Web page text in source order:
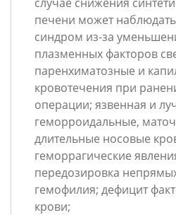
печени может
синдром из-за
плазменных факторов
паренхиматозные и
кровотечения при
операции; язвенная и
геморроидальные,
длительные носовые
геморрагические
передозировка
гемофилия; дефицит